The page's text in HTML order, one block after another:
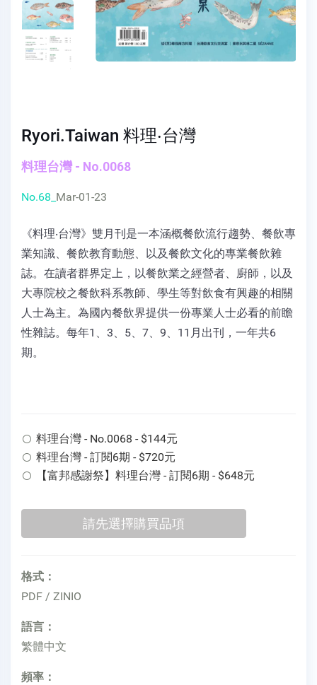
Ryori.Taiwan 料理‧台灣
料理台灣 - No.0068
No.68_ Mar-01-23
《料理‧台灣》雙月刊是一本涵概餐飲流行趨勢、餐飲專
業知識、餐飲教育動態、以及餐飲文化的專業餐飲雜
誌。在讀者群界定上，以餐飲業之經營者、廚師，以及
大專院校之餐飲科系教師、學生等對飲食有興趣的相關
人士為主。為國內餐飲界提供一份專業人士必看的前瞻
性雜誌。每年1、3、5、7、9、11月出刊，一年共6
期。
料理台灣 - No.0068 - $144元
料理台灣 - 訂閱6期 - $720元
【富邦感謝祭】料理台灣 - 訂閱6期 - $648元
格式：
PDF / ZINIO
語言：
繁體中文
頻率：